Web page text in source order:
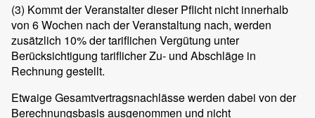
(3) Kommt der Veranstalter dieser Pflicht nicht innerhalb
von 6 Wochen nach der Veranstaltung nach, werden
zusätzlich 10% der tariflichen Vergütung unter
Berücksichtigung tariflicher Zu- und Abschläge in
Rechnung gestellt.
Etwaige Gesamtvertragsnachlässe werden dabei von der
Berechnungsbasis ausgenommen und nicht